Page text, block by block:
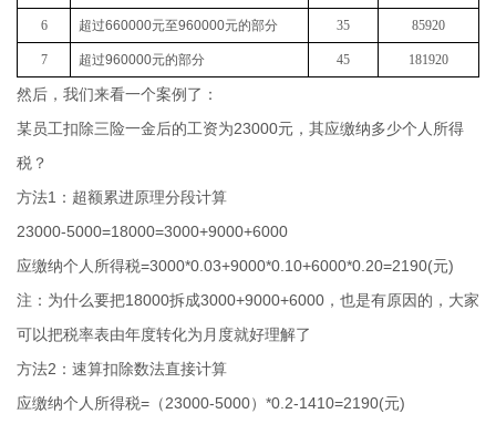
6 超过660000元至960000元的部分 35 85920
7 超过960000元的部分 45 181920
然后，我们来看一个案例了：
某员工扣除三险一金后的工资为23000元，其应缴纳多少个人所得
税？
方法1： 超额累进原理分段计算
23000-5000=18000=3000+9000+6000
应缴纳个人所得税=3000*0.03+9000*0.10+6000*0.20=2190(元)
注：为什么要把18000拆成3000+9000+6000，也是有原因的，大家
可以把税率表由年度转化为月度就好理解了
方法2： 速算扣除数法直接计算
应缴纳个人所得税=（23000-5000）*0.2-1410=2190(元)